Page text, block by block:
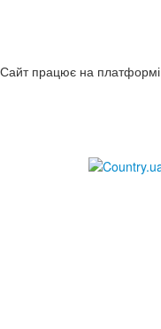
Сайт працює на платформі